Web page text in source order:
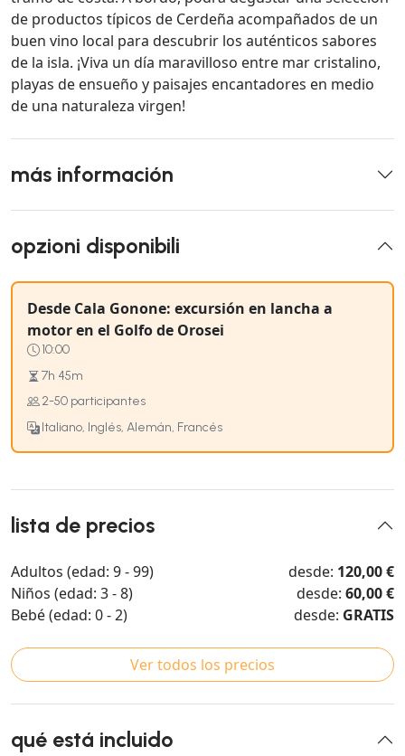
de productos típicos de Cerdeña acompañados de un
buen vino local para descubrir los auténticos sabores
de la isla. ¡Viva un día maravilloso entre mar cristalino,
playas de ensueño y paisajes encantadores en medio
de una naturaleza virgen!
más información
opzioni disponibili
Desde Cala Gonone: excursión en lancha a
motor en el Golfo de Orosei
10:00
7h 45m
2-50 participantes
Italiano, Inglés, Alemán, Francés
lista de precios
Adultos (edad: 9 - 99) desde: 120,00 €
Niños (edad: 3 - 8)
desde: 60,00 €
Bebé (edad: 0 - 2)
desde: GRATIS
Ver todos los precios
qué está incluido